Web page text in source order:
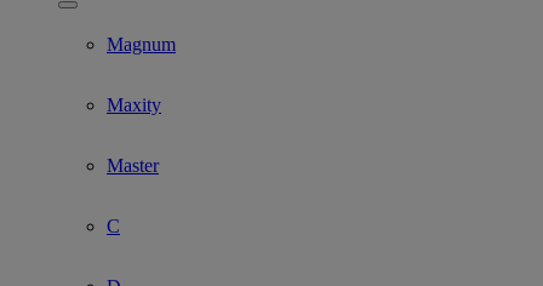
Show submenu for Model
Magnum
Maxity
Master
C